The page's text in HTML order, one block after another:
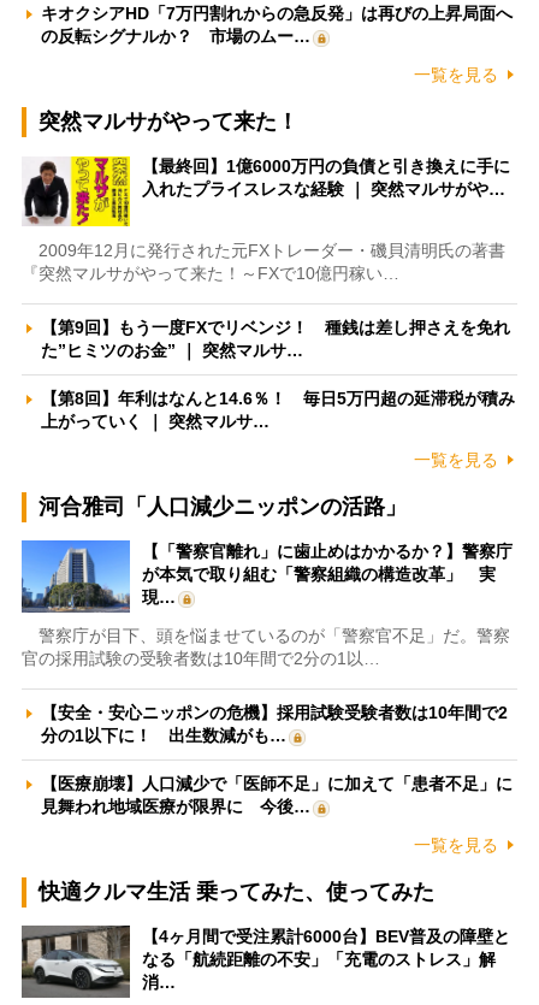
キオクシアHD「7万円割れからの急反発」は再びの上昇局面へ
の反転シグナルか？ 市場のムー…
一覧を見る
突然マルサがやって来た！
【最終回】1億6000万円の負債と引き換えに手に
入れたプライスレスな経験 ｜ 突然マルサがや…
2009年12月に発行された元FXトレーダー・磯貝清明氏の著書
『突然マルサがやって来た！～FXで10億円稼い…
【第9回】もう一度FXでリベンジ！ 種銭は差し押さえを免れ
た”ヒミツのお金” ｜ 突然マルサ…
【第8回】年利はなんと14.6％！ 毎日5万円超の延滞税が積み
上がっていく ｜ 突然マルサ…
一覧を見る
河合雅司「人口減少ニッポンの活路」
【「警察官離れ」に歯止めはかかるか？】警察庁
が本気で取り組む「警察組織の構造改革」 実
現…
警察庁が目下、頭を悩ませているのが「警察官不足」だ。警察
官の採用試験の受験者数は10年間で2分の1以…
【安全・安心ニッポンの危機】採用試験受験者数は10年間で2
分の1以下に！ 出生数減がも…
【医療崩壊】人口減少で「医師不足」に加えて「患者不足」に
見舞われ地域医療が限界に 今後…
一覧を見る
快適クルマ生活 乗ってみた、使ってみた
【4ヶ月間で受注累計6000台】BEV普及の障壁と
なる「航続距離の不安」「充電のストレス」解
消…